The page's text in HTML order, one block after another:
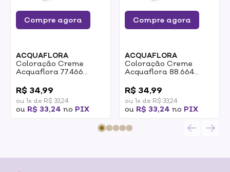
Compre agora
ACQUAFLORA
Coloração Creme
Acquaflora 77.466
Vermelho Intenso 60g
R$ 34,99
ou 1x de R$ 33,24
ou R$ 33,24 no PIX
Compre agora
ACQUAFLORA
Coloração Creme
Acquaflora 88.664
Intenso Acobreado
60g
R$ 34,99
ou 1x de R$ 33,24
ou R$ 33,24 no PIX